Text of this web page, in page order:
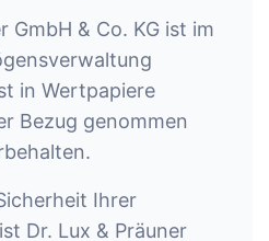
GmbH & Co. KG ist im
in Wertpapiere
Bezug genommen
Ihrer
Dr. Lux & Präuner